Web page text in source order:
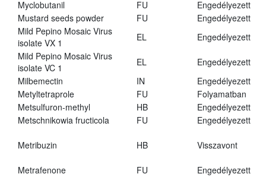
Myclobutanil FU
Engedélyezett
Mustard seeds powder
FU
Engedélyezett
Mild Pepino Mosaic Virus
isolate VX 1
EL
Engedélyezett
Mild Pepino Mosaic Virus
isolate VC 1
EL
Engedélyezett
Milbemectin
IN
Engedélyezett
Metyltetraprole
FU
Folyamatban
Metsulfuron-methyl
HB
Engedélyezett
Metschnikowia fructicola
FU Engedélyezett
Metribuzin HB Visszavont
Metrafenone FU
Engedélyezett